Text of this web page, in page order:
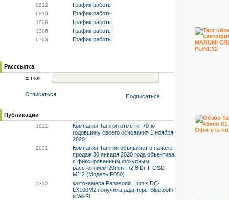
0212 График работы
0810 График работы
1908 График работы
1306 График работы
0703 График работы
Расссылка
E-mail
Отписаться Подписаться
Публикации
1011
Компания Tamron отметит 70-ю
годовщину своего основания 1 ноября
2020
2001
Компания Tamron объявляет о начале
продаж 30 января 2020 года объектива
с фиксированным фокусным
расстоянием 20mm F/2.8 Di III OSD
M1:2 (Модель F050)
1312
Фотокамера Panasonic Lumix DC-
LX100M2 получила адаптеры Bluetooth
и Wi-Fi